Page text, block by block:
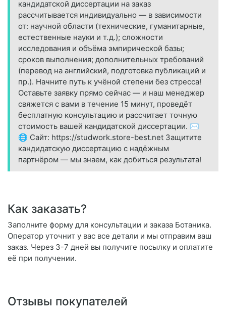
кандидатской диссертации на заказ
рассчитывается индивидуально — в зависимости
от: научной области (технические, гуманитарные,
естественные науки и т. д.); сложности
исследования и объёма эмпирической базы;
сроков выполнения; дополнительных требований
(перевод на английский, подготовка публикаций и
пр.). Начните путь к учёной степени без стресса!
Оставьте заявку прямо сейчас — и наш менеджер
свяжется с вами в течение 15 минут, проведёт
бесплатную консультацию и рассчитает точную
стоимость вашей кандидатской диссертации. ✉️
🌐 Сайт: https://studwork.store-best.net Защитите
кандидатскую диссертацию с надёжным
партнёром — мы знаем, как добиться результата!
Как заказать?
Заполните форму для консультации и заказа Ботаника.
Оператор уточнит у вас все детали и мы отправим ваш
заказ. Через 3-7 дней вы получите посылку и оплатите
её при получении.
Отзывы покупателей